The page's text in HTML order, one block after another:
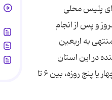
پلیس محلی
و پس از انجام
به اربعین
در این استان
تشدید شود. مقامات محلی در كربلا پیش بینی كرده‌اند كه برای مراسم امسال اربعین حسینی، طی یك دوره چهار یا پنج روزه، بین ‪ ۶‬تا